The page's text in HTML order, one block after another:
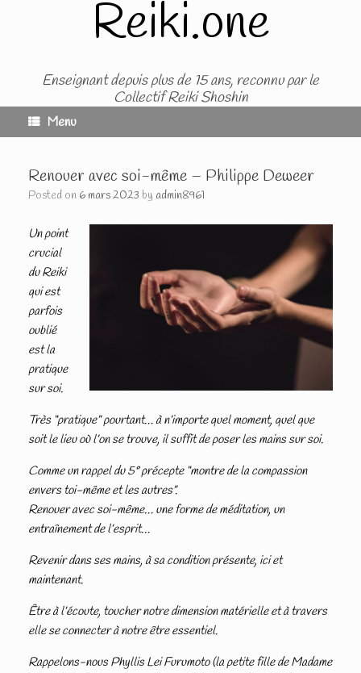
Reiki.one
Enseignant depuis plus de 15 ans, reconnu par le
Collectif Reiki Shoshin
Menu
Renouer avec soi-même – Philippe Deweer
Posted on 6 mars 2023 by admin8961
Un point
crucial
du Reiki
qui est
parfois
oublié
est la
pratique
sur soi.
Très “pratique” pourtant… à n’importe quel moment, quel que
soit le lieu où l’on se trouve, il suffit de poser les mains sur soi.
Comme un rappel du 5° précepte “montre de la compassion
envers toi-même et les autres”.
Renouer avec soi-même… une forme de méditation, un
entraînement de l’esprit…
Revenir dans ses mains, à sa condition présente, ici et
maintenant.
Être à l’écoute, toucher notre dimension matérielle et à travers
elle se connecter à notre être essentiel.
Rappelons-nous Phyllis Lei Furumoto (la petite fille de Madame